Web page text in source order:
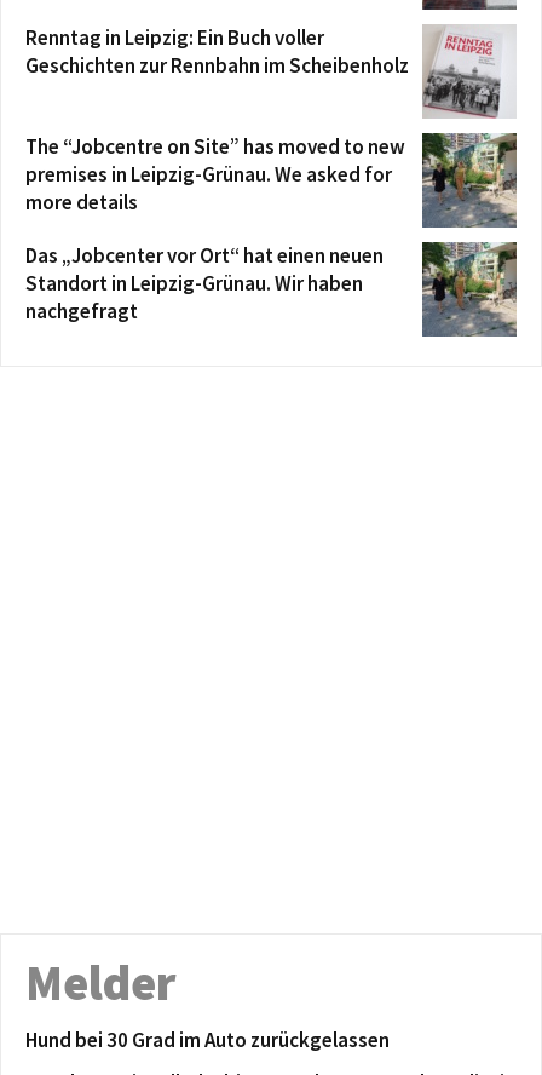
Renntag in Leipzig: Ein Buch voller
Geschichten zur Rennbahn im Scheibenholz
The “Jobcentre on Site” has moved to new
premises in Leipzig-Grünau. We asked for
more details
Das „Jobcenter vor Ort“ hat einen neuen
Standort in Leipzig-Grünau. Wir haben
nachgefragt
Melder
Hund bei 30 Grad im Auto zurückgelassen